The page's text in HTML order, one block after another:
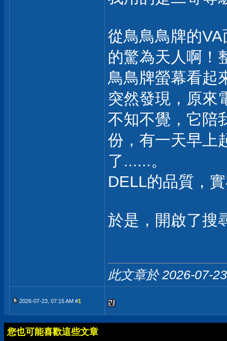
從鳥鳥鳥牌的
的驚為天人啊！
鳥鳥牌螢幕看起
突然發現，原來
不知不覺，它陪
份，有一天早上
了......。
DELL的品質，
於是，開啟了搜
此文章於 2026-07-
2026-07-23, 07:15 AM #1
您也可能喜歡這些文章